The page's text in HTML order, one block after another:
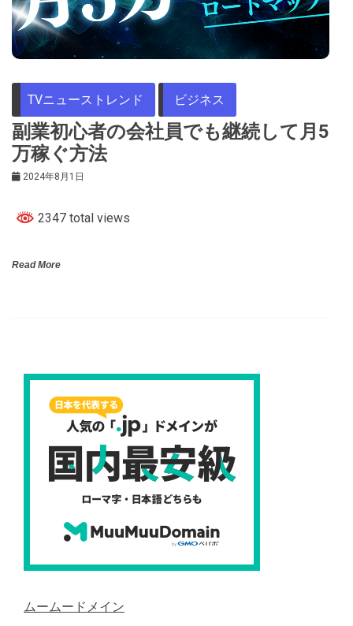
TVニューストレンド ビジネス
副業初心者の会社員でも継続して月5
万稼ぐ方法
2024年8月1日
2347 total views
Read More
ムームードメイン